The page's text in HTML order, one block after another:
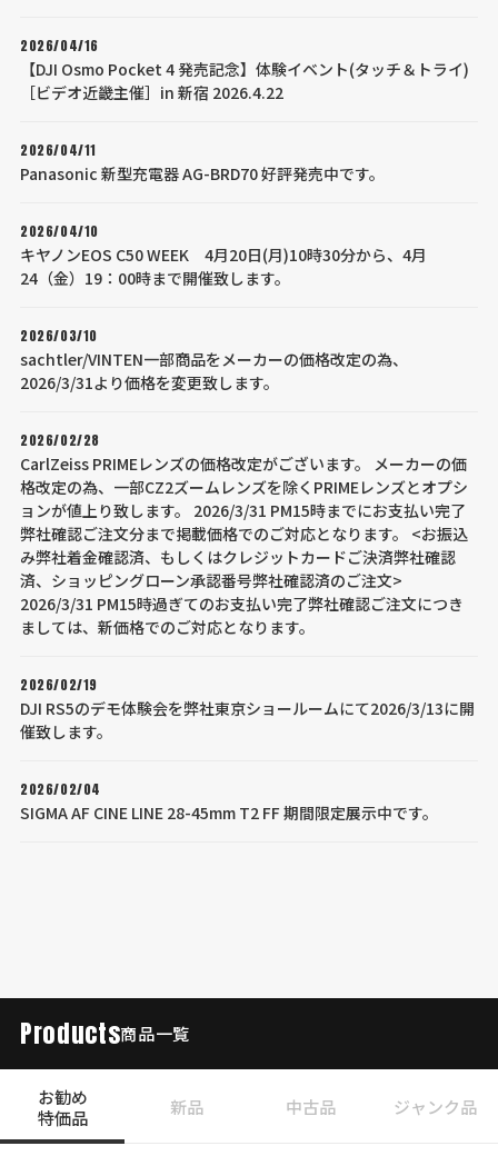
2026/04/16
【DJI Osmo Pocket 4 発売記念】体験イベント(タッチ＆トライ)
［ビデオ近畿主催］in 新宿 2026.4.22
2026/04/11
Panasonic 新型充電器 AG-BRD70 好評発売中です。
2026/04/10
キヤノンEOS C50 WEEK 4月20日(月)10時30分から、4月
24（金）19：00時まで開催致します。
2026/03/10
sachtler/VINTEN一部商品をメーカーの価格改定の為、
2026/3/31より価格を変更致します。
2026/02/28
CarlZeiss PRIMEレンズの価格改定がございます。 メーカーの価
格改定の為、一部CZ2ズームレンズを除くPRIMEレンズとオプシ
ョンが値上り致します。 2026/3/31 PM15時までにお支払い完了
弊社確認ご注文分まで掲載価格でのご対応となります。 <お振込
み弊社着金確認済、もしくはクレジットカードご決済弊社確認
済、ショッピングローン承認番号弊社確認済のご注文>
2026/3/31 PM15時過ぎてのお支払い完了弊社確認ご注文につき
ましては、新価格でのご対応となります。
2026/02/19
DJI RS5のデモ体験会を弊社東京ショールームにて2026/3/13に開
催致します。
2026/02/04
SIGMA AF CINE LINE 28-45mm T2 FF 期間限定展示中です。
Products商品一覧
お勧め
特価品
新品 中古品 ジャンク品